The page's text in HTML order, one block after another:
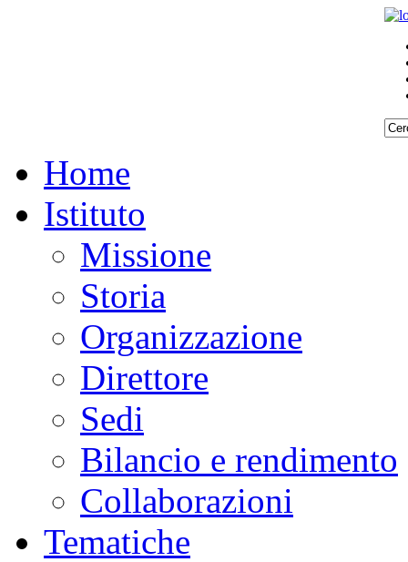
Home
Istituto
Missione
Storia
Organizzazione
Direttore
Sedi
Bilancio e rendimento
Collaborazioni
Tematiche